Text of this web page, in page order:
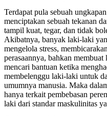
Terdapat pula sebuah
menciptakan sebuah tekanan
tampil kuat, tegar, dan tidak
Akibatnya, banyak laki-laki
mengelola stress,
perasaannya, bahkan
mencari bantuan ketika
membelenggu laki-laki untuk
umumnya manusia. Maka
hanya terkait pembebasan
laki dari standar maskulinitas